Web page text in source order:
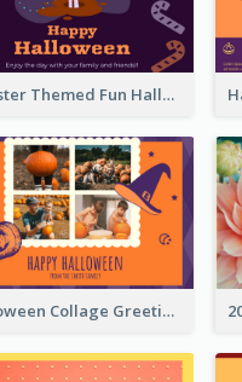
Monster Themed Fun Halloween Greeting Card
Halloween Collage Greeting Card